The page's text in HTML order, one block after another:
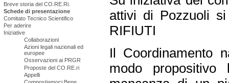
Breve storia del CO.RE.Ri.
Schede di presentazione
Comitato Tecnico Scientifico
Per aderire
Iniziative
Collaborazioni
Azioni legali nazionali ed
europee
Osservazioni ai PRGR
Proposte del CO.RE.ri
Appelli
attivi di Pozzuoli si
RIFIUTI
Il Coordinamento
modo propositivo